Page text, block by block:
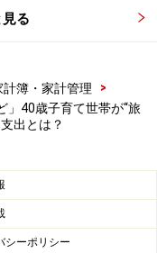
ん。
機関やサービス提供者
8/31まで）を実施
企画に参加が可能に
る
計簿・家計管理
>
」40歳子育て世帯が“旅
出とは？
シーポリシー